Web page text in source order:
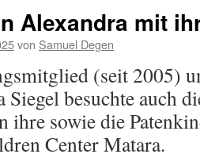
Alexandra mit
von Samuel Degen
(seit 2005)
besuchte auch
ihre sowie die
Center Matara.